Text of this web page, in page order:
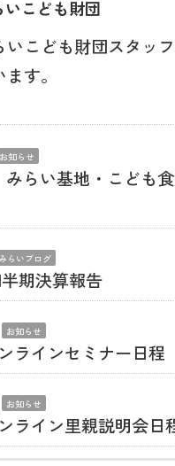
いこども財団
いこども財団スタッ
す。
お知らせ
らい基地・こども
みらいブログ
期決算報告
お知らせ
ラインセミナー日程
お知らせ
ライン里親説明会日